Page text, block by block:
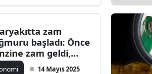
zam
başladı: Önce
zam geldi,
sıra motorinde
14 Mayıs 2025